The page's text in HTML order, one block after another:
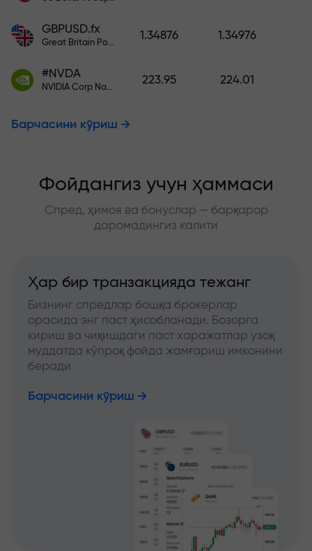
GBPUSD.fx
Great Britain Pound vs US Dollar
1.34876 1.34976
#NVDA
NVIDIA Corp Nasdaq Stock Exchange (Nasdaq) USD
223.95 224.01
Барчасини кўриш
Фойдангиз учун ҳаммаси
Спред, ҳимоя ва бонуслар — барқарор
даромадингиз калити
Ҳар бир транзакцияда тежанг
Бизнинг спредлар бошқа брокерлар
орасида энг паст ҳисобланади. Бозорга
кириш ва чиқишдаги паст харажатлар узоқ
муддатда кўпроқ фойда жамғариш имконини
беради
Барчасини кўриш